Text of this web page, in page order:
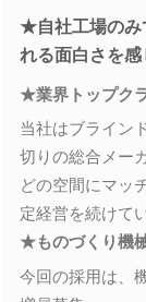
★自社工場のみ
れる面白さを
★業界トップク
当社はブライン
切りの総合メー
どの空間にマッ
定経営を続けて
★ものづくり機
今回の採用は、